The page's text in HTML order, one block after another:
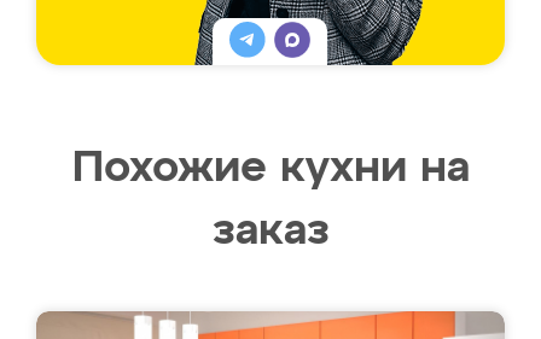
Похожие кухни на
заказ